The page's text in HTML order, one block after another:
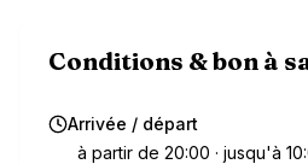
Conditions & bon à
Arrivée / départ
à partir de 20:00 · jusqu'à